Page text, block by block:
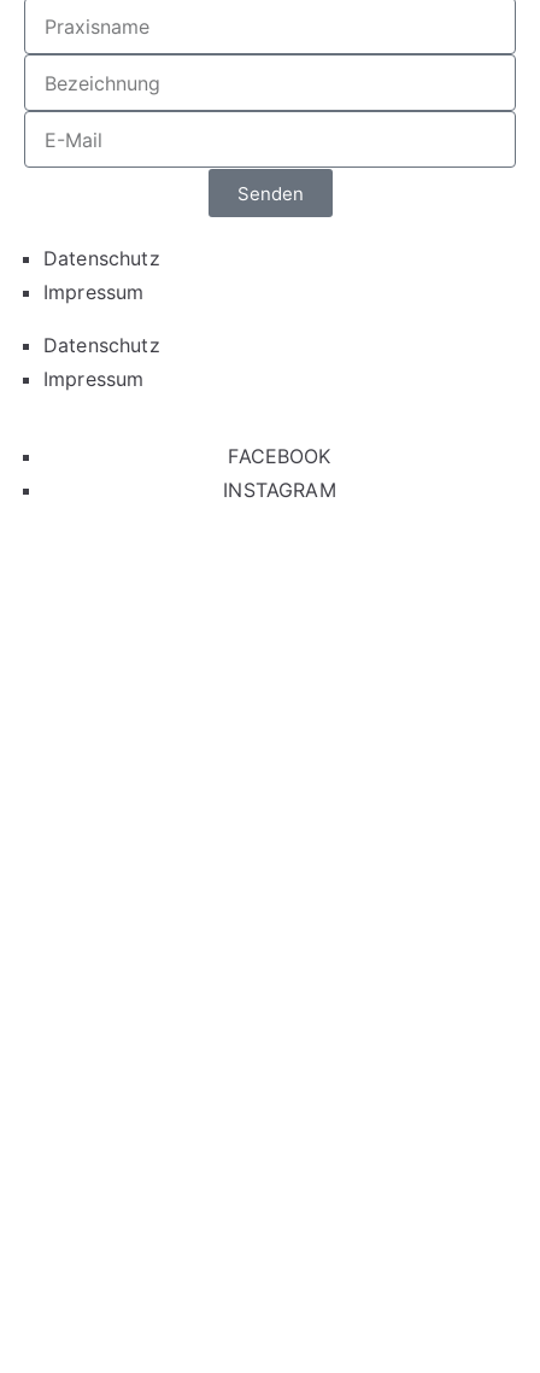
Senden
Datenschutz
Impressum
Datenschutz
Impressum
FACEBOOK
INSTAGRAM